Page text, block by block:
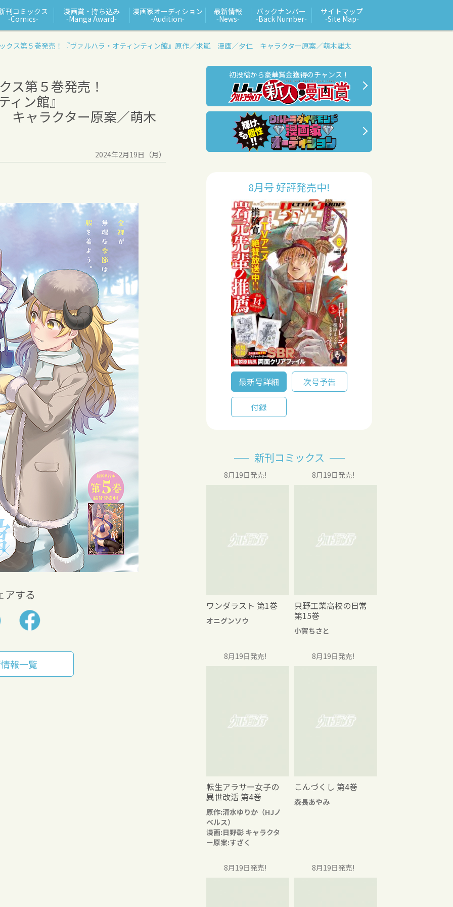
刊コミックス
‑Comics‑
漫画賞・持ち込み
‑Manga Award‑
漫画家オーディション
‑Audition‑
最新情報
‑News‑
バックナンバー
‑Back Number‑
サイトマップ
‑Site Map‑
クス第５巻発売！ 『ヴァルハラ・オティンティン館』 原作／求嵐 漫画／夕仁 キャラクター原案／萌木雄太
ス第５巻発売！
ィン館』
ャラクター原案／萌木
2024年2月19日（月）
アする
報一覧
初投稿から豪華賞金獲得のチャンス！
8月号 好評発売中!
最新号詳細 次号予告
付録
新刊コミックス
8月19日発売!
ワンダラスト 第1巻
オニグンソウ
8月19日発売!
只野工業高校の日常
第15巻
小賀ちさと
8月19日発売!
転生アラサー女子の
異世改活 第4巻
原作:清水ゆりか（HJノ
ベルス）
漫画:日野彰 キャラクタ
ー原案:すざく
8月19日発売!
こんづくし 第4巻
森長あやみ
8月19日発売! 8月19日発売!